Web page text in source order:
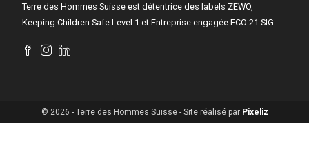
Terre des Hommes Suisse est détentrice des labels ZEWO,
Keeping Children Safe Level 1 et Entreprise engagée ECO 21 SIG.
© 2026 - Terre des Hommes Suisse - Site réalisé par Pixeliz